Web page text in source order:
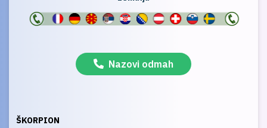
Nazovi odmah
ŠKORPION